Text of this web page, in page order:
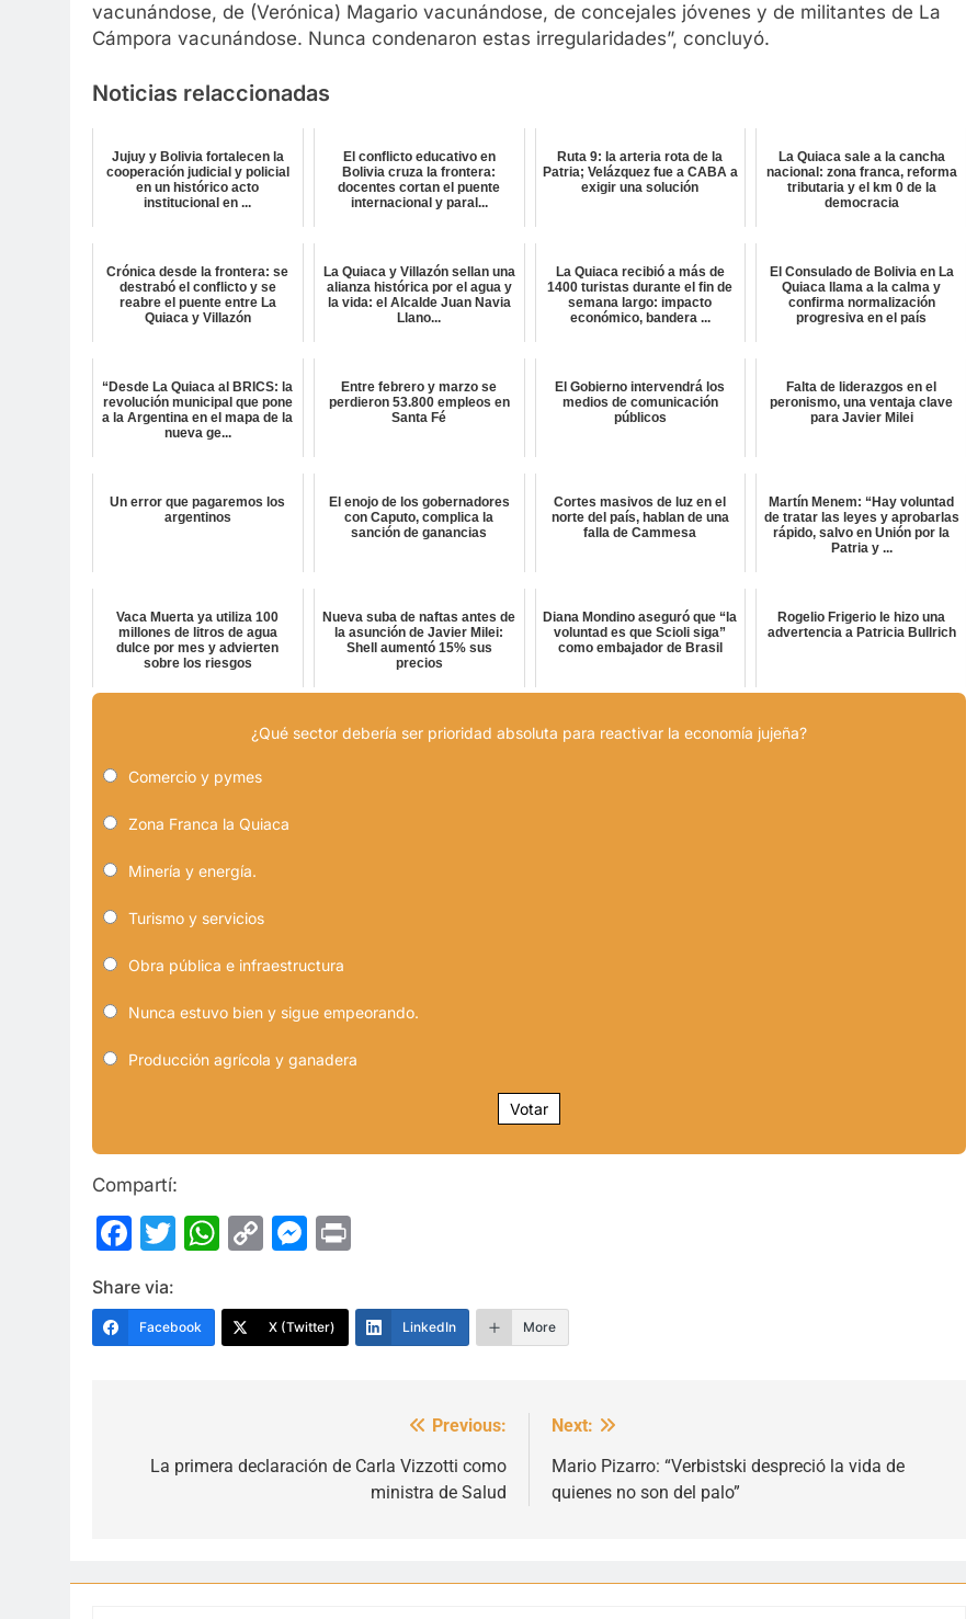
vacunándose, de (Verónica) Magario vacunándose, de concejales jóvenes y de militantes de La
Cámpora vacunándose. Nunca condenaron estas irregularidades”, concluyó.
Noticias relaccionadas
Jujuy y Bolivia fortalecen la
cooperación judicial y policial
en un histórico acto
institucional en ...
El conflicto educativo en
Bolivia cruza la frontera:
docentes cortan el puente
internacional y paral...
Ruta 9: la arteria rota de la
Patria; Velázquez fue a CABA a
exigir una solución
La Quiaca sale a la cancha
nacional: zona franca, reforma
tributaria y el km 0 de la
democracia
Crónica desde la frontera: se
destrabó el conflicto y se
reabre el puente entre La
Quiaca y Villazón
La Quiaca y Villazón sellan una
alianza histórica por el agua y
la vida: el Alcalde Juan Navia
Llano...
La Quiaca recibió a más de
1400 turistas durante el fin de
semana largo: impacto
económico, bandera ...
El Consulado de Bolivia en La
Quiaca llama a la calma y
confirma normalización
progresiva en el país
“Desde La Quiaca al BRICS: la
revolución municipal que pone
a la Argentina en el mapa de la
nueva ge...
Entre febrero y marzo se
perdieron 53.800 empleos en
Santa Fé
El Gobierno intervendrá los
medios de comunicación
públicos
Falta de liderazgos en el
peronismo, una ventaja clave
para Javier Milei
Un error que pagaremos los
argentinos
El enojo de los gobernadores
con Caputo, complica la
sanción de ganancias
Cortes masivos de luz en el
norte del país, hablan de una
falla de Cammesa
Martín Menem: “Hay voluntad
de tratar las leyes y aprobarlas
rápido, salvo en Unión por la
Patria y ...
Vaca Muerta ya utiliza 100
millones de litros de agua
dulce por mes y advierten
sobre los riesgos
Nueva suba de naftas antes de
la asunción de Javier Milei:
Shell aumentó 15% sus
precios
Diana Mondino aseguró que “la
voluntad es que Scioli siga”
como embajador de Brasil
Rogelio Frigerio le hizo una
advertencia a Patricia Bullrich
¿Qué sector debería ser prioridad absoluta para reactivar la economía jujeña?
Comercio y pymes
Zona Franca la Quiaca
Minería y energía.
Turismo y servicios
Obra pública e infraestructura
Nunca estuvo bien y sigue empeorando.
Producción agrícola y ganadera
Votar
Compartí:
Facebook
Twitter
WhatsApp
CopyMessenger
Share via:
Facebook X (Twitter) LinkedIn More
Previous:
La primera declaración de Carla Vizzotti como
ministra de Salud
Next:
Mario Pizarro: “Verbistski despreció la vida de
quienes no son del palo”